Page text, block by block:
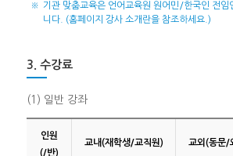
※ 기관 맞춤교육은 언어교육원 원어민/한국인 전임
니다. (홈페이지 강사 소개란을 참조하세요.)
3. 수강료
(1) 일반 강좌
인원
(/반)
교내(재학생/교직원) 교외(동문/